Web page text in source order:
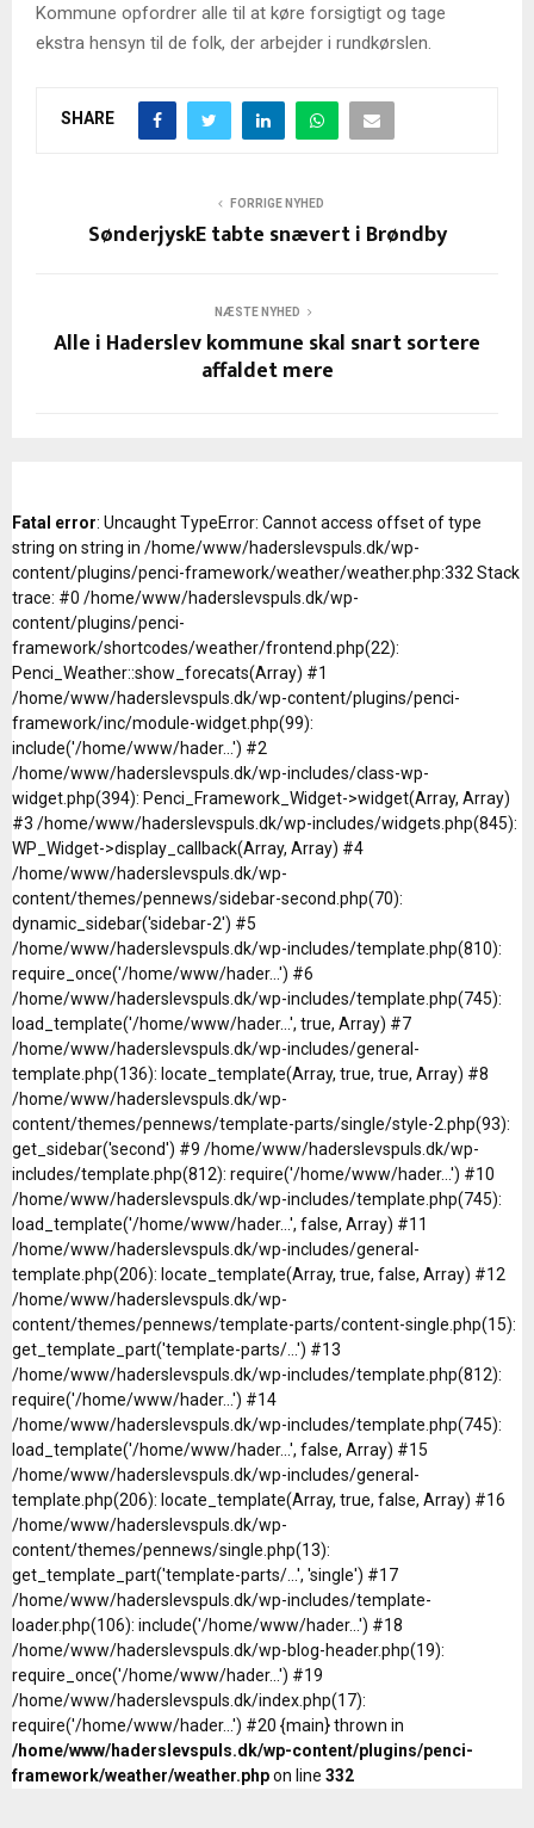
Kommune opfordrer alle til at køre forsigtigt og tage
ekstra hensyn til de folk, der arbejder i rundkørslen.
SHARE
FORRIGE NYHED
SønderjyskE tabte snævert i Brøndby
NÆSTE NYHED
Alle i Haderslev kommune skal snart sortere
affaldet mere
Fatal error: Uncaught TypeError: Cannot access offset of type
string on string in /home/www/haderslevspuls.dk/wp-
content/plugins/penci-framework/weather/weather.php:332 Stack
trace: #0 /home/www/haderslevspuls.dk/wp-
content/plugins/penci-
framework/shortcodes/weather/frontend.php(22):
Penci_Weather::show_forecats(Array) #1
/home/www/haderslevspuls.dk/wp-content/plugins/penci-
framework/inc/module-widget.php(99):
include('/home/www/hader...') #2
/home/www/haderslevspuls.dk/wp-includes/class-wp-
widget.php(394): Penci_Framework_Widget->widget(Array, Array)
#3 /home/www/haderslevspuls.dk/wp-includes/widgets.php(845):
WP_Widget->display_callback(Array, Array) #4
/home/www/haderslevspuls.dk/wp-
content/themes/pennews/sidebar-second.php(70):
dynamic_sidebar('sidebar-2') #5
/home/www/haderslevspuls.dk/wp-includes/template.php(810):
require_once('/home/www/hader...') #6
/home/www/haderslevspuls.dk/wp-includes/template.php(745):
load_template('/home/www/hader...', true, Array) #7
/home/www/haderslevspuls.dk/wp-includes/general-
template.php(136): locate_template(Array, true, true, Array) #8
/home/www/haderslevspuls.dk/wp-
content/themes/pennews/template-parts/single/style-2.php(93):
get_sidebar('second') #9 /home/www/haderslevspuls.dk/wp-
includes/template.php(812): require('/home/www/hader...') #10
/home/www/haderslevspuls.dk/wp-includes/template.php(745):
load_template('/home/www/hader...', false, Array) #11
/home/www/haderslevspuls.dk/wp-includes/general-
template.php(206): locate_template(Array, true, false, Array) #12
/home/www/haderslevspuls.dk/wp-
content/themes/pennews/template-parts/content-single.php(15):
get_template_part('template-parts/...') #13
/home/www/haderslevspuls.dk/wp-includes/template.php(812):
require('/home/www/hader...') #14
/home/www/haderslevspuls.dk/wp-includes/template.php(745):
load_template('/home/www/hader...', false, Array) #15
/home/www/haderslevspuls.dk/wp-includes/general-
template.php(206): locate_template(Array, true, false, Array) #16
/home/www/haderslevspuls.dk/wp-
content/themes/pennews/single.php(13):
get_template_part('template-parts/...', 'single') #17
/home/www/haderslevspuls.dk/wp-includes/template-
loader.php(106): include('/home/www/hader...') #18
/home/www/haderslevspuls.dk/wp-blog-header.php(19):
require_once('/home/www/hader...') #19
/home/www/haderslevspuls.dk/index.php(17):
require('/home/www/hader...') #20 {main} thrown in
/home/www/haderslevspuls.dk/wp-content/plugins/penci-
framework/weather/weather.phpon line 332